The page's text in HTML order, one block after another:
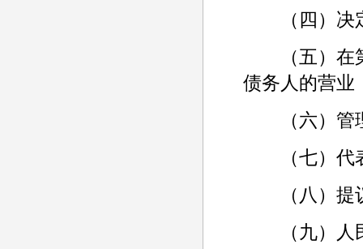
（四）决定
（五）在第
债务人的营业
（六）管理
（七）代表
（八）提
（九）人民